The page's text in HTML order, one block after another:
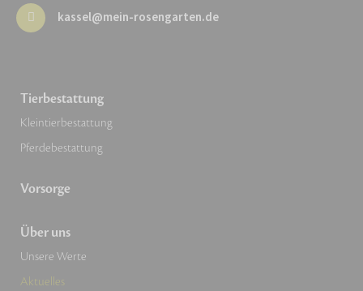
kassel@mein-rosengarten.de
Tierbestattung
Kleintierbestattung
Pferdebestattung
Vorsorge
Über uns
Unsere Werte
Aktuelles